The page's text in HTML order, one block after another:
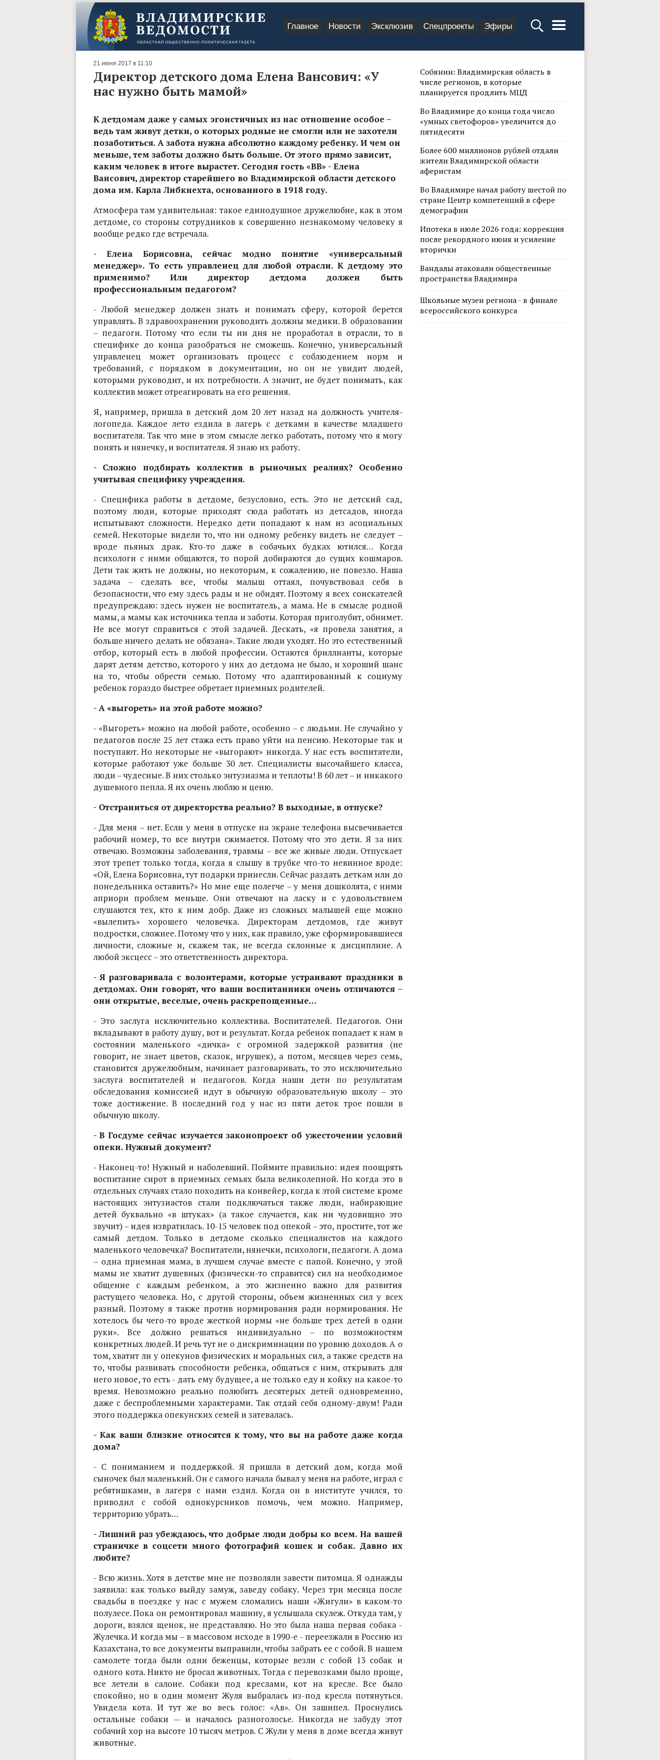
Главное Новости Эксклюзив Спецпроекты Эфиры
21 июня 2017 в 11:10
Директор детского дома Елена Вансович: «У
нас нужно быть мамой»
К детдомам даже у самых эгоистичных из нас отношение особое –
ведь там живут детки, о которых родные не смогли или не захотели
позаботиться. А забота нужна абсолютно каждому ребенку. И чем он
меньше, тем заботы должно быть больше. От этого прямо зависит,
каким человек в итоге вырастет. Сегодня гость «ВВ» - Елена
Вансович, директор старейшего во Владимирской области детского
дома им. Карла Либкнехта, основанного в 1918 году.
Атмосфера там удивительная: такое единодушное дружелюбие, как в этом
детдоме, со стороны сотрудников к совершенно незнакомому человеку я
вообще редко где встречала.
- Елена Борисовна, сейчас модно понятие «универсальный
менеджер». То есть управленец для любой отрасли. К детдому это
применимо? Или директор детдома должен быть
профессиональным педагогом?
- Любой менеджер должен знать и понимать сферу, которой берется
управлять. В здравоохранении руководить должны медики. В образовании
– педагоги. Потому что если ты ни дня не проработал в отрасли, то в
специфике до конца разобраться не сможешь. Конечно, универсальный
управленец может организовать процесс с соблюдением норм и
требований, с порядком в документации, но он не увидит людей,
которыми руководит, и их потребности. А значит, не будет понимать, как
коллектив может отреагировать на его решения.
Я, например, пришла в детский дом 20 лет назад на должность учителя-
логопеда. Каждое лето ездила в лагерь с детками в качестве младшего
воспитателя. Так что мне в этом смысле легко работать, потому что я могу
понять и нянечку, и воспитателя. Я знаю их работу.
- Сложно подбирать коллектив в рыночных реалиях? Особенно
учитывая специфику учреждения.
- Специфика работы в детдоме, безусловно, есть. Это не детский сад,
поэтому люди, которые приходят сюда работать из детсадов, иногда
испытывают сложности. Нередко дети попадают к нам из асоциальных
семей. Некоторые видели то, что ни одному ребенку видеть не следует –
вроде пьяных драк. Кто-то даже в собачьих будках ютился… Когда
психологи с ними общаются, то порой добираются до сущих кошмаров.
Дети так жить не должны, но некоторым, к сожалению, не повезло. Наша
задача – сделать все, чтобы малыш оттаял, почувствовал себя в
безопасности, что ему здесь рады и не обидят. Поэтому я всех соискателей
предупреждаю: здесь нужен не воспитатель, а мама. Не в смысле родной
мамы, а мамы как источника тепла и заботы. Которая приголубит, обнимет.
Не все могут справиться с этой задачей. Дескать, «я провела занятия, а
больше ничего делать не обязана». Такие люди уходят. Но это естественный
отбор, который есть в любой профессии. Остаются бриллианты, которые
дарят детям детство, которого у них до детдома не было, и хороший шанс
на то, чтобы обрести семью. Потому что адаптированный к социуму
ребенок гораздо быстрее обретает приемных родителей.
- А «выгореть» на этой работе можно?
- «Выгореть» можно на любой работе, особенно – с людьми. Не случайно у
педагогов после 25 лет стажа есть право уйти на пенсию. Некоторые так и
поступают. Но некоторые не «выгорают» никогда. У нас есть воспитатели,
которые работают уже больше 30 лет. Специалисты высочайшего класса,
люди – чудесные. В них столько энтузиазма и теплоты! В 60 лет – и никакого
душевного пепла. Я их очень люблю и ценю.
- Отстраниться от директорства реально? В выходные, в отпуске?
- Для меня – нет. Если у меня в отпуске на экране телефона высвечивается
рабочий номер, то все внутри сжимается. Потому что это дети. Я за них
отвечаю. Возможны заболевания, травмы – все же живые люди. Отпускает
этот трепет только тогда, когда я слышу в трубке что-то невинное вроде:
«Ой, Елена Борисовна, тут подарки принесли. Сейчас раздать деткам или до
понедельника оставить?» Но мне еще полегче – у меня дошколята, с ними
априори проблем меньше. Они отвечают на ласку и с удовольствием
слушаются тех, кто к ним добр. Даже из сложных малышей еще можно
«вылепить» хорошего человечка. Директорам детдомов, где живут
подростки, сложнее. Потому что у них, как правило, уже сформировавшиеся
личности, сложные и, скажем так, не всегда склонные к дисциплине. А
любой эксцесс – это ответственность директора.
- Я разговаривала с волонтерами, которые устраивают праздники в
детдомах. Они говорят, что ваши воспитанники очень отличаются –
они открытые, веселые, очень раскрепощенные…
- Это заслуга исключительно коллектива. Воспитателей. Педагогов. Они
вкладывают в работу душу, вот и результат. Когда ребенок попадает к нам в
состоянии маленького «дичка» с огромной задержкой развития (не
говорит, не знает цветов, сказок, игрушек), а потом, месяцев через семь,
становится дружелюбным, начинает разговаривать, то это исключительно
заслуга воспитателей и педагогов. Когда наши дети по результатам
обследования комиссией идут в обычную образовательную школу – это
тоже достижение. В последний год у нас из пяти деток трое пошли в
обычную школу.
- В Госдуме сейчас изучается законопроект об ужесточении условий
опеки. Нужный документ?
- Наконец-то! Нужный и наболевший. Поймите правильно: идея поощрять
воспитание сирот в приемных семьях была великолепной. Но когда это в
отдельных случаях стало походить на конвейер, когда к этой системе кроме
настоящих энтузиастов стали подключаться также люди, набирающие
детей буквально «в штуках» (а такое случается, как ни чудовищно это
звучит) – идея извратилась. 10-15 человек под опекой – это, простите, тот же
самый детдом. Только в детдоме сколько специалистов на каждого
маленького человечка? Воспитатели, нянечки, психологи, педагоги. А дома
– одна приемная мама, в лучшем случае вместе с папой. Конечно, у этой
мамы не хватит душевных (физически-то справится) сил на необходимое
общение с каждым ребенком, а это жизненно важно для развития
растущего человека. Но, с другой стороны, объем жизненных сил у всех
разный. Поэтому я также против нормирования ради нормирования. Не
хотелось бы чего-то вроде жесткой нормы «не больше трех детей в одни
руки». Все должно решаться индивидуально – по возможностям
конкретных людей. И речь тут не о дискриминации по уровню доходов. А о
том, хватит ли у опекунов физических и моральных сил, а также средств на
то, чтобы развивать способности ребенка, общаться с ним, открывать для
него новое, то есть - дать ему будущее, а не только еду и койку на какое-то
время. Невозможно реально полюбить десятерых детей одновременно,
даже с беспроблемными характерами. Так отдай себя одному-двум! Ради
этого поддержка опекунских семей и затевалась.
- Как ваши близкие относятся к тому, что вы на работе даже когда
дома?
- С пониманием и поддержкой. Я пришла в детский дом, когда мой
сыночек был маленький. Он с самого начала бывал у меня на работе, играл с
ребятишками, в лагеря с нами ездил. Когда он в институте учился, то
приводил с собой однокурсников помочь, чем можно. Например,
территорию убрать…
- Лишний раз убеждаюсь, что добрые люди добры ко всем. На вашей
страничке в соцсети много фотографий кошек и собак. Давно их
любите?
- Всю жизнь. Хотя в детстве мне не позволяли завести питомца. Я однажды
заявила: как только выйду замуж, заведу собаку. Через три месяца после
свадьбы в поездке у нас с мужем сломались наши «Жигули» в каком-то
полулесе. Пока он ремонтировал машину, я услышала скулеж. Откуда там, у
дороги, взялся щенок, не представляю. Но это была наша первая собака -
Жулечка. И когда мы – в массовом исходе в 1990-е - переезжали в Россию из
Казахстана, то все документы выправили, чтобы забрать ее с собой. В нашем
самолете тогда были одни беженцы, которые везли с собой 13 собак и
одного кота. Никто не бросал животных. Тогда с перевозками было проще,
все летели в салоне. Собаки под креслами, кот на кресле. Все было
спокойно, но в один момент Жуля выбралась из-под кресла потянуться.
Увидела кота. И тут же во весь голос: «Ав». Он зашипел. Проснулись
остальные собаки — и началось разноголосье. Никогда не забуду этот
собачий хор на высоте 10 тысяч метров. С Жули у меня в доме всегда живут
животные.
Собянин: Владимирская область в
числе регионов, в которые
планируется продлить МЦД
Во Владимире до конца года число
«умных светофоров» увеличится до
пятидесяти
Более 600 миллионов рублей отдали
жители Владимирской области
аферистам
Во Владимире начал работу шестой по
стране Центр компетенций в сфере
демографии
Ипотека в июле 2026 года: коррекция
после рекордного июня и усиление
вторички
Вандалы атаковали общественные
пространства Владимира
Школьные музеи региона - в финале
всероссийского конкурса